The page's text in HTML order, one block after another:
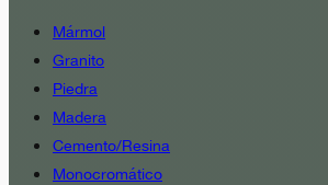
Mármol
Granito
Piedra
Madera
Cemento/Resina
Monocromático